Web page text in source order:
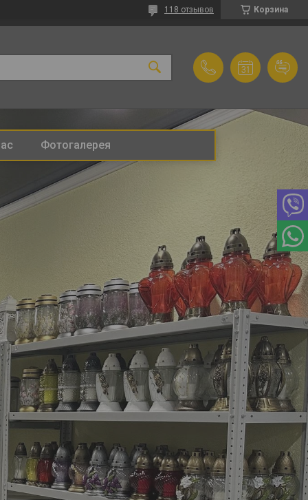
Корзина
118 отзывов
Фотогалерея